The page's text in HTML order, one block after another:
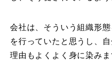
会社は、そういう組織形
を行っていたと思うし、
理由もよくよく身に染みま